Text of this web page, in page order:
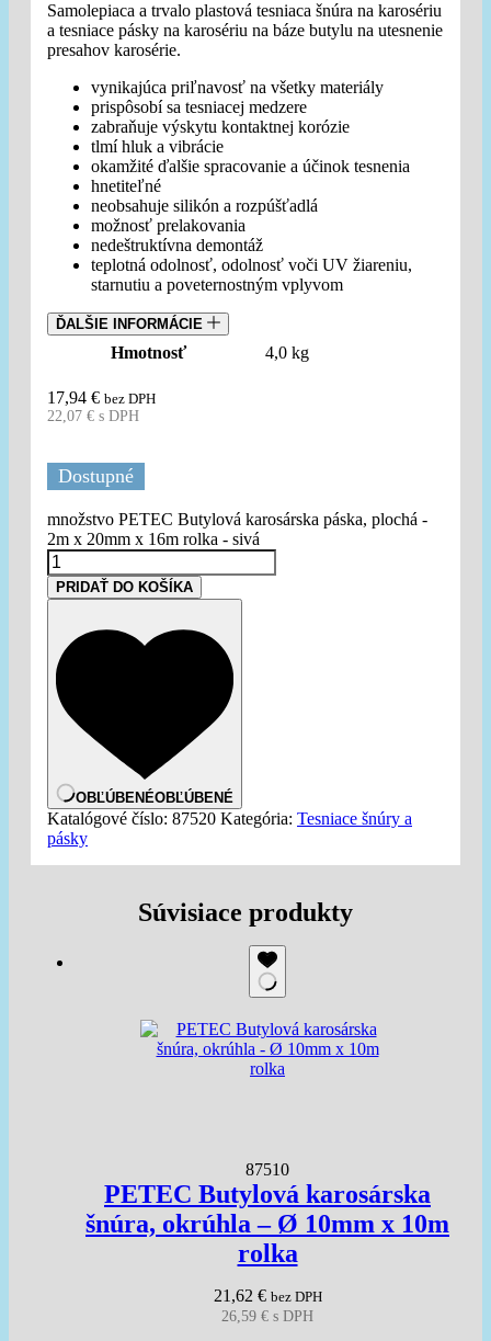
Samolepiaca a trvalo plastová tesniaca šnúra na karosériu
a tesniace pásky na karosériu na báze butylu na utesnenie
presahov karosérie.
vynikajúca priľnavosť na všetky materiály
prispôsobí sa tesniacej medzere
zabraňuje výskytu kontaktnej korózie
tlmí hluk a vibrácie
okamžité ďalšie spracovanie a účinok tesnenia
hnetiteľné
neobsahuje silikón a rozpúšťadlá
možnosť prelakovania
nedeštruktívna demontáž
teplotná odolnosť, odolnosť voči UV žiareniu,
starnutiu a poveternostným vplyvom
ĎALŠIE INFORMÁCIE
Hmotnosť 4,0 kg
17,94 € bez DPH
22,07 € s DPH
Dostupné
množstvo PETEC Butylová karosárska páska, plochá -
2m x 20mm x 16m rolka - sivá
PRIDAŤ DO KOŠÍKA
OBĽÚBENÉOBĽÚBENÉ
Katalógové číslo: 87520 Kategória: Tesniace šnúry a
pásky
Súvisiace produkty
87510
PETEC Butylová karosárska
šnúra, okrúhla – Ø 10mm x 10m
rolka
21,62 € bez DPH
26,59 € s DPH